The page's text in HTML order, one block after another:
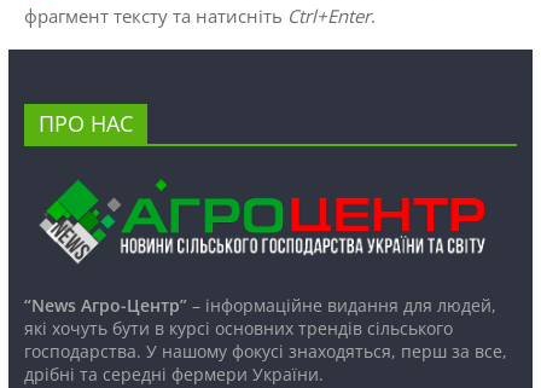
фрагмент тексту та натисніть Ctrl+Enter.
ПРО НАС
“News Агро-Центр”– інформаційне видання для людей,
які хочуть бути в курсі основних трендів сільського
господарства. У нашому фокусі знаходяться, перш за все,
дрібні та середні фермери України.